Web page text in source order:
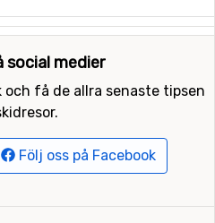
social medier
och få de allra senaste tipsen
Följ oss på Facebook